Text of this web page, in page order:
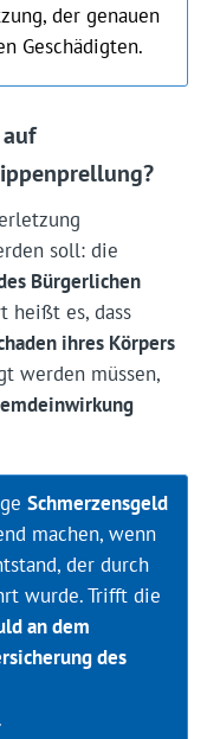
der genauen
Geschädigten.
soll: die
Bürgerlichen
heißt es, dass
ihres Körpers
werden müssen,
Schmerzensgeld
machen, wenn
der durch
wurde. Trifft die
an dem
des